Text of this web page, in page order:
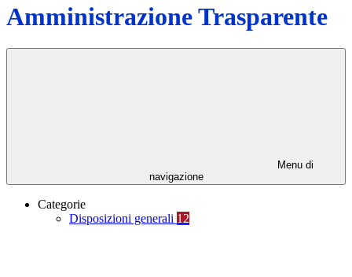
Amministrazione Trasparente
Menu di
navigazione
Categorie
Disposizioni generali 12